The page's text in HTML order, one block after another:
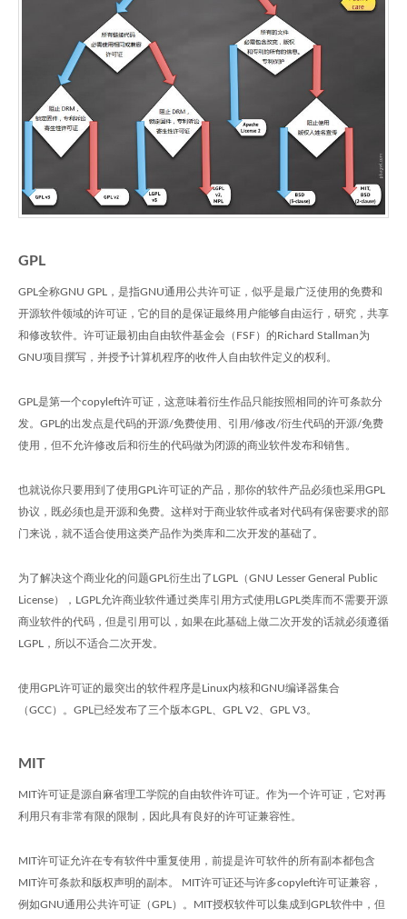
GPL
GPL全称GNU GPL，是指GNU通用公共许可证，似乎是最广泛使用的免费和
开源软件领域的许可证，它的目的是保证最终用户能够自由运行，研究，共享
和修改软件。许可证最初由自由软件基金会（FSF）的Richard Stallman为
GNU项目撰写，并授予计算机程序的收件人自由软件定义的权利。
GPL是第一个copyleft许可证，这意味着衍生作品只能按照相同的许可条款分
发。GPL的出发点是代码的开源/免费使用、引用/修改/衍生代码的开源/免费
使用，但不允许修改后和衍生的代码做为闭源的商业软件发布和销售。
也就说你只要用到了使用GPL许可证的产品，那你的软件产品必须也采用GPL
协议，既必须也是开源和免费。这样对于商业软件或者对代码有保密要求的部
门来说，就不适合使用这类产品作为类库和二次开发的基础了。
为了解决这个商业化的问题GPL衍生出了LGPL（GNU Lesser General Public
License），LGPL允许商业软件通过类库引用方式使用LGPL类库而不需要开源
商业软件的代码，但是引用可以，如果在此基础上做二次开发的话就必须遵循
LGPL，所以不适合二次开发。
使用GPL许可证的最突出的软件程序是Linux内核和GNU编译器集合
（GCC）。GPL已经发布了三个版本GPL、GPL V2、GPL V3。
MIT
MIT许可证是源自麻省理工学院的自由软件许可证。作为一个许可证，它对再
利用只有非常有限的限制，因此具有良好的许可证兼容性。
MIT许可证允许在专有软件中重复使用，前提是许可软件的所有副本都包含
MIT许可条款和版权声明的副本。 MIT许可证还与许多copyleft许可证兼容，
例如GNU通用公共许可证（GPL）。MIT授权软件可以集成到GPL软件中，但